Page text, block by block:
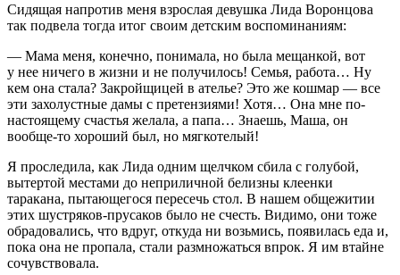
Сидящая напротив меня взрослая девушка Лида Воронцова
так подвела тогда итог своим детским воспоминаниям:
— Мама меня, конечно, понимала, но была мещанкой, вот
у нее ничего в жизни и не получилось! Семья, работа… Ну
кем она стала? Закройщицей в ателье? Это же кошмар — все
эти захолустные дамы с претензиями! Хотя… Она мне по-
настоящему счастья желала, а папа… Знаешь, Маша, он
вообще-то хороший был, но мягкотелый!
Я проследила, как Лида одним щелчком сбила с голубой,
вытертой местами до неприличной белизны клеенки
таракана, пытающегося пересечь стол. В нашем общежитии
этих шустряков-прусаков было не счесть. Видимо, они тоже
обрадовались, что вдруг, откуда ни возьмись, появилась еда и,
пока она не пропала, стали размножаться впрок. Я им втайне
сочувствовала.